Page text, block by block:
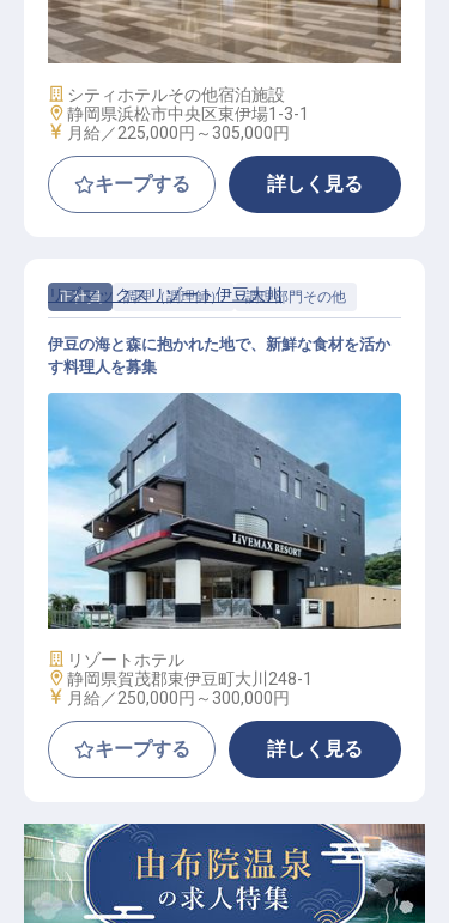
│世界最大級のホテルブランド
施設業態
シティホテルその他宿泊施設
勤務地
静岡県浜松市中央区東伊場1-3-1
給与
月給／225,000円～ 305,000円
キープする 詳しく見る
正社員 調理（調理師） 調理部門その他
調理スタッフ｜月給27万円～30万円
／寮費2万円控除／伊豆の海前リゾ
ート
リブマックスリゾート伊豆大川
伊豆の海と森に抱かれた地で、新鮮な食材を活か
す料理人を募集
施設業態
リゾートホテル
勤務地
静岡県賀茂郡東伊豆町大川248-1
給与
月給／250,000円～ 300,000円
キープする 詳しく見る